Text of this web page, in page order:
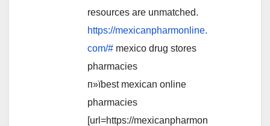
resources are unmatched.
https://mexicanpharmonline.
com/# mexico drug stores
pharmacies
п»їbest mexican online
pharmacies
[url=https://mexicanpharmon